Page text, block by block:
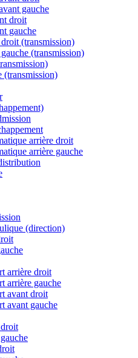
gauche
droit
gauche
(transmission)
(transmission)
(transmission)
arrière droit
arrière gauche
(direction)
arrière droit
arrière gauche
avant droit
avant gauche